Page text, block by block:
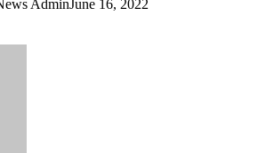
AdminJune 16, 2022